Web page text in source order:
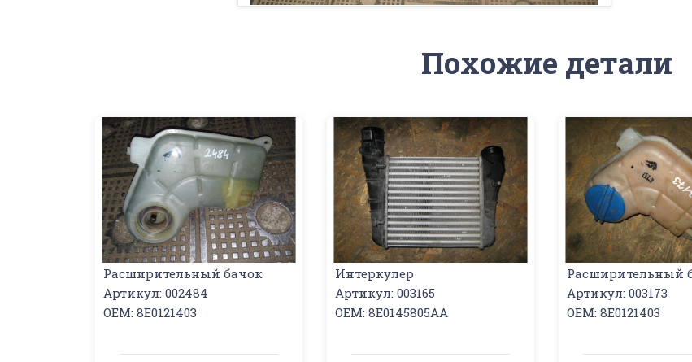
Похожие детали
Расширительный бачок
Артикул: 002484
OEM: 8E0121403
Интеркулер
Артикул: 003165
OEM: 8E0145805AA
Расширительный
Артикул: 003173
OEM: 8E0121403